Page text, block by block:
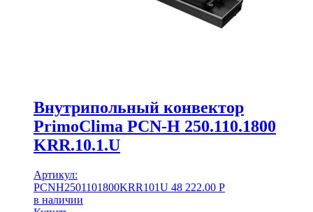
Внутрипольный конвектор
PrimoClima PCN-H 250.110.1800
KRR.10.1.U
Артикул:
PCNH2501101800KRR101U 48 222.00 Р
в наличии